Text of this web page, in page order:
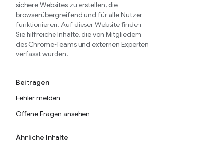
sichere Websites zu erstellen, die
browserübergreifend und für alle Nutzer
funktionieren. Auf dieser Website finden
Sie hilfreiche Inhalte, die von Mitgliedern
des Chrome-Teams und externen Experten
verfasst wurden.
Beitragen
Fehler melden
Offene Fragen ansehen
Ähnliche Inhalte